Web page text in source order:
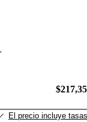
El precio incluye tasas